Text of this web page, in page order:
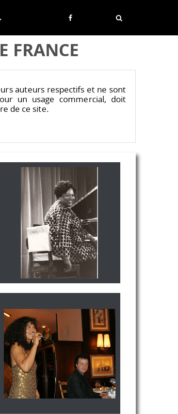
FRANCE
auteurs respectifs et ne sont
un usage commercial, doit
de ce site.